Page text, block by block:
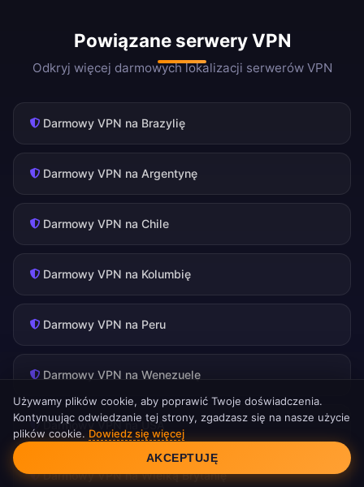
Powiązane serwery VPN
Odkryj więcej darmowych lokalizacji serwerów VPN
Darmowy VPN na Brazylię
Darmowy VPN na Argentynę
Darmowy VPN na Chile
Darmowy VPN na Kolumbię
Darmowy VPN na Peru
Darmowy VPN na Wenezuelę
Darmowy VPN na USA
Darmowy VPN na Wielką Brytanię
Zgoda na pliki cookie
Używamy plików cookie, aby poprawić Twoje doświadczenia.
Kontynuując odwiedzanie tej strony, zgadzasz się na nasze użycie
plików cookie. Dowiedz się więcej
AKCEPTUJĘ